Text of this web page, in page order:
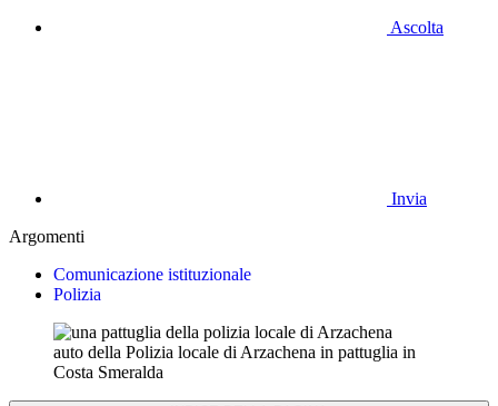
Ascolta
Invia
Argomenti
Comunicazione istituzionale
Polizia
auto della Polizia locale di Arzachena in pattuglia in
Costa Smeralda